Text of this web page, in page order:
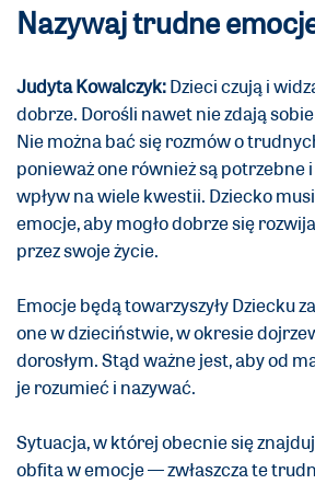
Nazywaj trudne
Judyta Kowalczyk:Dzieci czują i
dobrze. Dorośli nawet nie zdają
Nie można bać się rozmów o
ponieważ one również są potrzebne
wpływ na wiele kwestii. Dziecko
emocje, aby mogło dobrze się
przez swoje życie.
Emocje będą towarzyszyły Dziecku
one w dzieciństwie, w okresie
dorosłym. Stąd ważne jest, aby od
je rozumieć i nazywać.
Sytuacja, w której obecnie się
obfita w emocje — zwłaszcza te